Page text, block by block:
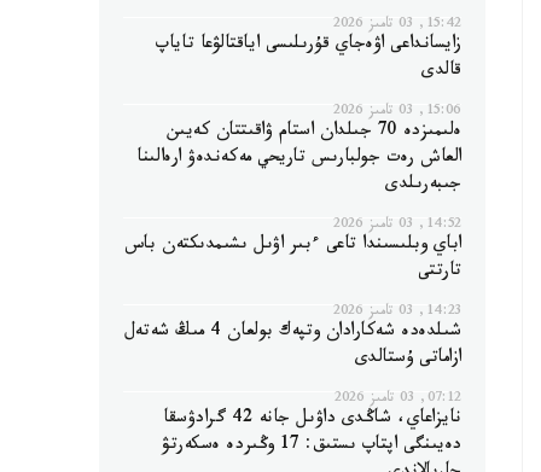
15:42, 03 تامىز 2026
زايسانداعى اۋەجاي قۇرىلىسى اياقتالۋعا تاياپ
قالدى
15:06, 03 تامىز 2026
ەلىمىزدە 70 جىلدان استام ۋاقىتتان كەيىن
العاش رەت جولبارىس تاريحي مەكەندەۋ ارەالىنا
جىبەرىلدى
14:52, 03 تامىز 2026
اباي وبلىسىندا تاعى ءبىر اۋىل ىشىمدىكتەن باس
تارتتى
14:23, 03 تامىز 2026
شىلدەدە شەكارادان وتپەك بولعان 4 مىڭ شەتەل
ازاماتى ۇستالدى
07:12, 03 تامىز 2026
نايزاعاي، شاڭدى داۋىل جانە 42 گرادۋسقا
دەيىنگى اپتاپ ىستىق: 17 وڭىردە ەسكەرتۋ